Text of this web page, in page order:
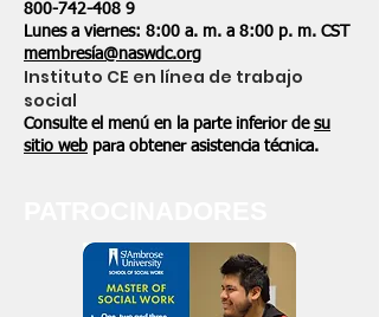
800-742-408 9
Lunes a viernes: 8:00 a. m. a 8:00 p. m. CST
membresía@naswdc.org
Instituto CE en línea de trabajo
social
Consulte el menú en la parte inferior de su
sitio web para obtener asistencia técnica.